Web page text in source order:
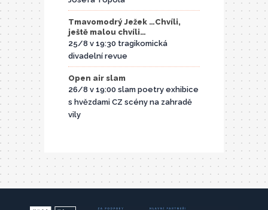
Tmavomodrý Ježek …Chvíli,
ještě malou chvíli…
25/8 v 19:30 tragikomická
divadelní revue
Open air slam
26/8 v 19:00 slam poetry exhibice
s hvězdami CZ scény na zahradě
vily